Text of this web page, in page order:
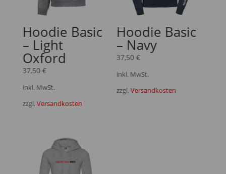
Hoodie Basic
– Light
Oxford
37,50 €
inkl. MwSt.
zzgl.Versandkosten
Hoodie Basic
– Navy
37,50€
inkl. MwSt.
zzgl.Versandkosten